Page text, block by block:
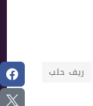
ريف حلب